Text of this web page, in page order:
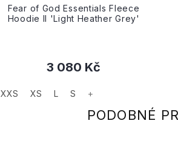
Fear of God Essentials Fleece
Hoodie II 'Light Heather Grey'
3 080 Kč
XXS XS L S +